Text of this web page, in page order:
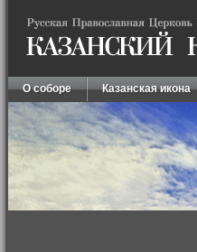
О соборе Казанская икона